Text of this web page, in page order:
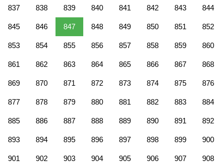
837 838 839 840 841 842 843 844
845 846 847 848 849 850 851 852
853 854 855 856 857 858 859 860
861 862 863 864 865 866 867 868
869 870 871 872 873 874 875 876
877 878 879 880 881 882 883 884
885 886 887 888 889 890 891 892
893 894 895 896 897 898 899 900
901 902 903 904 905 906 907 908